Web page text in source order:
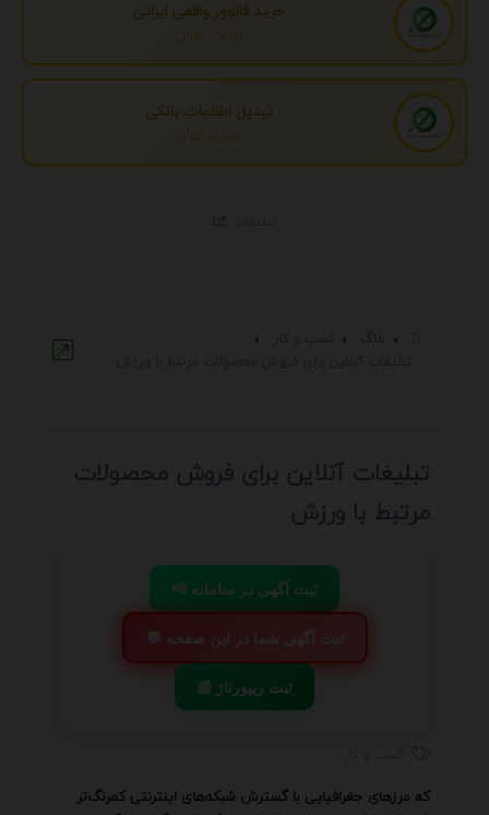
خرید فالوور واقعی ایرانی
تهران، تهران
تبدیل اطلاعات بانکی
تهران، تهران
تبلیغات آنلاین برای فروش محصولات
مرتبط با ورزش
📢 ثبت آگهی در سامانه
💬 ثبت آگهی شما در این صفحه
📰 ثبت ریپورتاژ
که مرزهای جغرافیایی با گسترش شبکه‌های اینترنتی کمرنگ‌تر